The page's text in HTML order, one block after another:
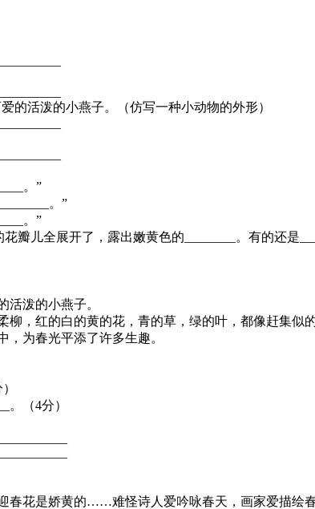
爱的活泼的小燕子。（仿写一种小动物的外形）
。”
。”
。”
瓣儿全展开了，露出嫩黄色的________。有的还
的活泼的小燕子。
柳，红的白的黄的花，青的草，绿的叶，都像赶集
中，为春光平添了许多生趣。
分）
。（4分）
花是娇黄的……难怪诗人爱吟咏春天，画家爱描绘